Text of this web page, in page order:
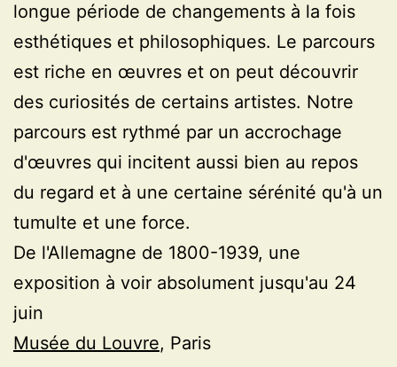
longue période de changements à la fois
esthétiques et philosophiques. Le parcours
est riche en œuvres et on peut découvrir
des curiosités de certains artistes. Notre
parcours est rythmé par un accrochage
d'œuvres qui incitent aussi bien au repos
du regard et à une certaine sérénité qu'à un
tumulte et une force.
De l'Allemagne de 1800-1939, une
exposition à voir absolument jusqu'au 24
juin
Musée du Louvre, Paris